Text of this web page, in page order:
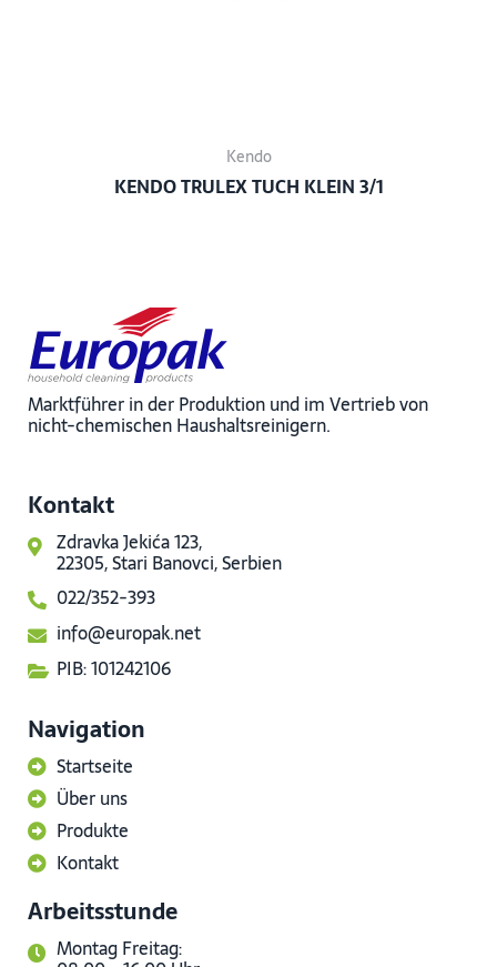
Kendo
KENDO TRULEX TUCH KLEIN 3/1
Marktführer in der Produktion und im Vertrieb von
nicht-chemischen Haushaltsreinigern.
Kontakt
Zdravka Jekića 123,
22305, Stari Banovci, Serbien
022/352-393
info@europak.net
PIB: 101242106
Navigation
Startseite
Über uns
Produkte
Kontakt
Arbeitsstunde
Montag Freitag: